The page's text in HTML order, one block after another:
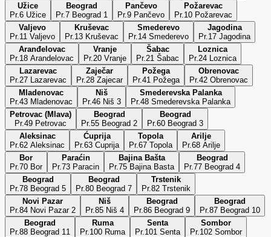
Užice
Pr.6 Užice
Beograd
Pr.7 Beograd 1
Pančevo
Pr.9 Pančevo
Požarevac
Pr.10 Požarevac
Valjevo
Pr.11 Valjevo
Kruševac
Pr.13 Kruševac
Smederevo
Pr.14 Smederevo
Jagodina
Pr.17 Jagodina
Aranđelovac
Pr.18 Arandelovac
Vranje
Pr.20 Vranje
Šabac
Pr.21 Šabac
Loznica
Pr.24 Loznica
Lazarevac
Pr.27 Lazarevac
Zaječar
Pr.28 Zajecar
Požega
Pr.41 Požega
Obrenovac
Pr.42 Obrenovac
Mladenovac
Pr.43 Mladenovac
Niš
Pr.46 Niš 3
Smederevska Palanka
Pr.48 Smederevska Palanka
Petrovac (Mlava)
Pr.49 Petrovac
Beograd
Pr.55 Beograd 2
Beograd
Pr.60 Beograd 3
Aleksinac
Pr.62 Aleksinac
Ćuprija
Pr.63 Cuprija
Topola
Pr.67 Topola
Arilje
Pr.68 Arilje
Bor
Pr.70 Bor
Paraćin
Pr.73 Paracin
Bajina Bašta
Pr.75 Bajina Basta
Beograd
Pr.77 Beograd 4
Beograd
Pr.78 Beograd 5
Beograd
Pr.80 Beograd 7
Trstenik
Pr.82 Trstenik
Novi Pazar
Pr.84 Novi Pazar 2
Niš
Pr.85 Niš 4
Beograd
Pr.86 Beograd 9
Beograd
Pr.87 Beograd 10
Beograd
Pr.88 Beograd 11
Ruma
Pr.100 Ruma
Senta
Pr.101 Senta
Sombor
Pr.102 Sombor